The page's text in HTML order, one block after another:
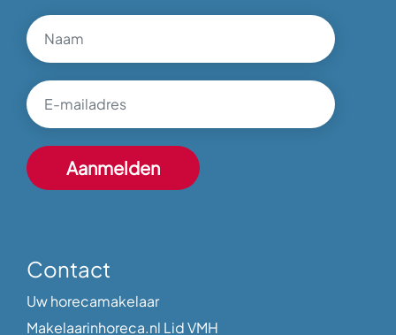
Contact
Uw horecamakelaar
Makelaarinhoreca.nl Lid VMH